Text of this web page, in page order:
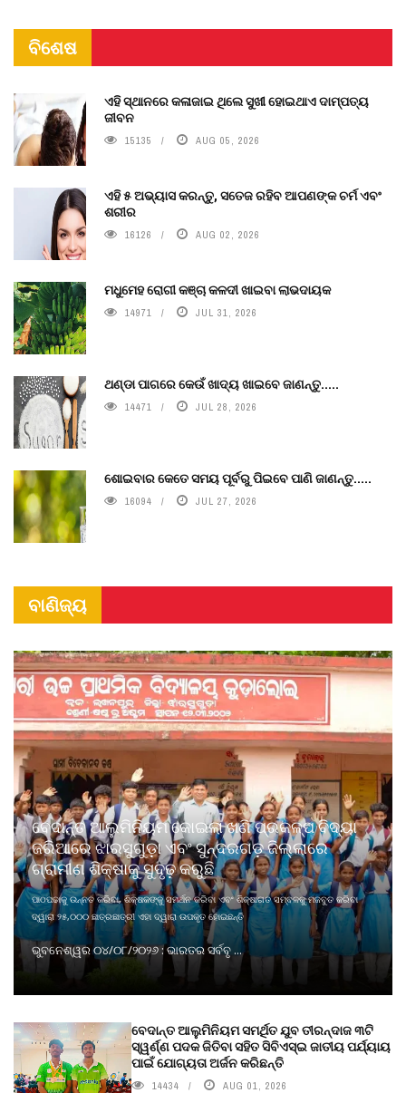
ବିଶେଷ
ଏହି ସ୍ଥାନରେ କଳାଜାଇ ଥିଲେ ସୁଖୀ ହୋଇଥାଏ ଦାମ୍ପତ୍ୟ
ଜୀବନ
15135 AUG 05, 2026
ଏହି ୫ ଅଭ୍ୟାସ କରନ୍ତୁ, ସତେଜ ରହିବ ଆପଣଙ୍କ ଚର୍ମ ଏବଂ
ଶରୀର
16126 AUG 02, 2026
ମଧୁମେହ ରୋଗୀ କଞ୍ଚା କଳଦୀ ଖାଇବା ଲାଭଦାୟକ
14971 JUL 31, 2026
ଥଣ୍ଡା ପାଗରେ କେଉଁ ଖାଦ୍ୟ ଖାଇବେ ଜାଣନ୍ତୁ.....
14471 JUL 28, 2026
ଶୋଇବାର କେତେ ସମୟ ପୂର୍ବରୁ ପିଇବେ ପାଣି ଜାଣନ୍ତୁ.....
16094 JUL 27, 2026
ବାଣିଜ୍ୟ
ବେଦାନ୍ତ ଆଲୁମିନିୟମ କୋଇଲା ଖଣି ପ୍ରକଳ୍ପ ବିଦ୍ୟା
ଜରିଆରେ ଝାରସୁଗୁଡ଼ା ଏବଂ ସୁନ୍ଦରଗଡ଼ ଜିଲ୍ଲାରେ
ଗ୍ରାମୀଣ ଶିକ୍ଷାକୁ ସୁଦୃଢ଼ କରୁଛି
ପାଠପଢାକୁ ଉନ୍ନତ କରିବା, ଶିକ୍ଷକଙ୍କୁ ସମର୍ଥନ କରିବା ଏବଂ ଶିକ୍ଷାଗତ ସମ୍ବଳକୁ ମଜବୁତ କରିବା
ଦ୍ୱାରା ୨୫,୦୦୦ ଛାତ୍ରଛାତ୍ରୀ ଏହା ଦ୍ୱାରା ଉପକୃତ ହୋଇଛନ୍ତି
ଭୁବନେଶ୍ୱର ୦୪/୦୮/୨୦୨୬ : ଭାରତର ସର୍ବବୃ ...
ବେଦାନ୍ତ ଆଲୁମିନିୟମ ସମର୍ଥିତ ଯୁବ ତୀରନ୍ଦାଜ ୩ଟି
ସ୍ୱର୍ଣ୍ଣ ପଦକ ଜିତିବା ସହିତ ସିବିଏସ୍ଇ ଜାତୀୟ ପର୍ଯ୍ୟାୟ
ପାଇଁ ଯୋଗ୍ୟତା ଅର୍ଜନ କରିଛନ୍ତି
14434 AUG 01, 2026